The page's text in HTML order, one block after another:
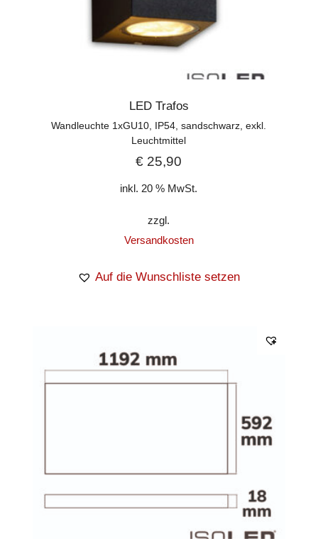
LED Trafos
Wandleuchte 1xGU10, IP54, sandschwarz, exkl.
Leuchtmittel
€ 25,90
inkl. 20 % MwSt.
zzgl.
Versandkosten
Auf die Wunschliste setzen